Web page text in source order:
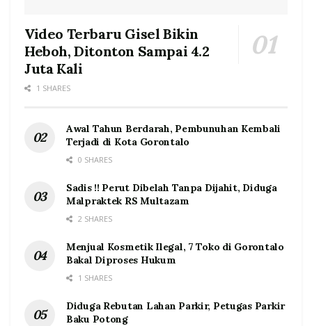
Video Terbaru Gisel Bikin
Heboh, Ditonton Sampai 4.2
Juta Kali
1 SHARES
Awal Tahun Berdarah, Pembunuhan Kembali
Terjadi di Kota Gorontalo
0 SHARES
Sadis !! Perut Dibelah Tanpa Dijahit, Diduga
Malpraktek RS Multazam
2 SHARES
Menjual Kosmetik Ilegal, 7 Toko di Gorontalo
Bakal Diproses Hukum
1 SHARES
Diduga Rebutan Lahan Parkir, Petugas Parkir
Baku Potong